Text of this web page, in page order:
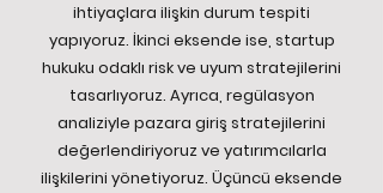
ihtiyaçlara ilişkin durum tespiti
yapıyoruz. İkinci eksende ise, startup
hukuku odaklı risk ve uyum stratejilerini
tasarlıyoruz. Ayrıca, regülasyon
analiziyle pazara giriş stratejilerini
değerlendiriyoruz ve yatırımcılarla
ilişkilerini yönetiyoruz. Üçüncü eksende